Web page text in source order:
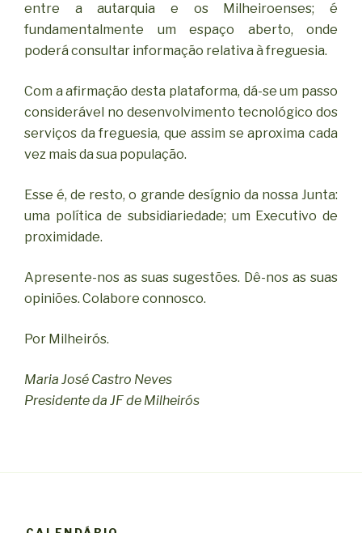
entre a autarquia e os Milheiroenses; é
fundamentalmente um espaço aberto, onde
poderá consultar informação relativa à freguesia.
Com a afirmação desta plataforma, dá-se um passo
considerável no desenvolvimento tecnológico dos
serviços da freguesia, que assim se aproxima cada
vez mais da sua população.
Esse é, de resto, o grande desígnio da nossa Junta:
uma política de subsidiariedade; um Executivo de
proximidade.
Apresente-nos as suas sugestões. Dê-nos as suas
opiniões. Colabore connosco.
Por Milheirós.
Maria José Castro Neves
Presidente da JF de Milheirós